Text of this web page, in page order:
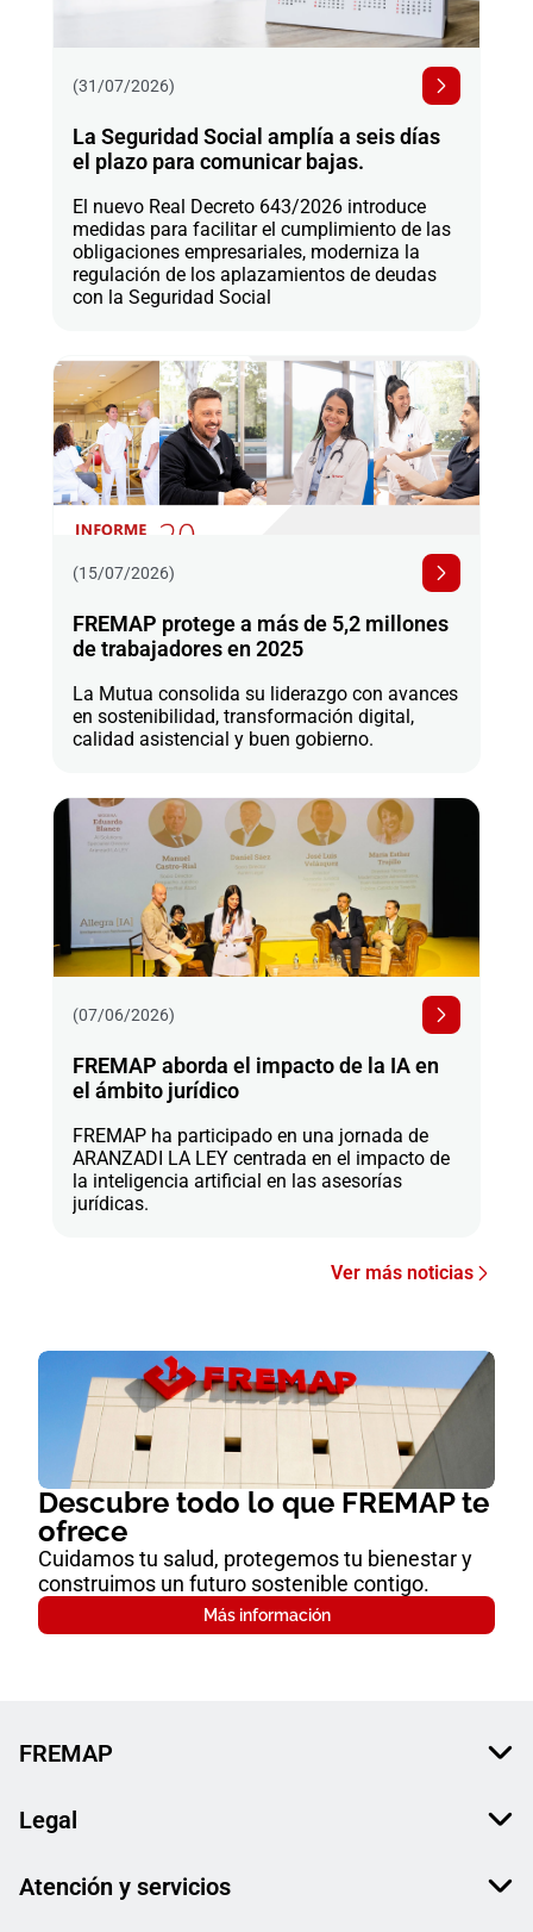
(31/07/2026)
La Seguridad Social amplía a seis días
el plazo para comunicar bajas.
El nuevo Real Decreto 643/2026 introduce
medidas para facilitar el cumplimiento de las
obligaciones empresariales, moderniza la
regulación de los aplazamientos de deudas
con la Seguridad Social
(15/07/2026)
FREMAP protege a más de 5,2 millones
de trabajadores en 2025
La Mutua consolida su liderazgo con avances
en sostenibilidad, transformación digital,
calidad asistencial y buen gobierno.
(07/06/2026)
FREMAP aborda el impacto de la IA en
el ámbito jurídico
FREMAP ha participado en una jornada de
ARANZADI LA LEY centrada en el impacto de
la inteligencia artificial en las asesorías
jurídicas.
Ver más noticias
Descubre todo lo que FREMAP te
ofrece
Cuidamos tu salud, protegemos tu bienestar y
construimos un futuro sostenible contigo.
Más información
FREMAP
Legal
Atención y servicios